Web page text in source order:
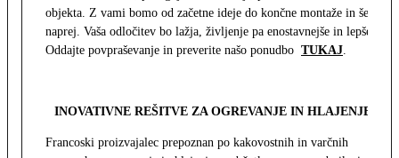
objekta. Z vami bomo od začetne ideje do končne montaže in še
naprej. Vaša odločitev bo lažja, življenje pa enostavnejše in lepše.
Oddajte povpraševanje in preverite našo ponudbo TUKAJ.
INOVATIVNE REŠITVE ZA OGREVANJE IN HLAJENJE
Francoski proizvajalec prepoznan po kakovostnih in varčnih